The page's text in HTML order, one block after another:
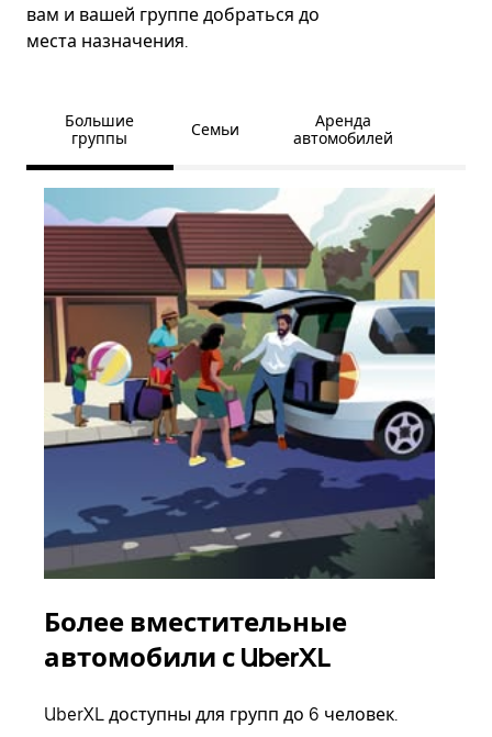
вам и вашей группе добраться до
места назначения.
Большие
группы
Семьи
Аренда
автомобилей
Более вместительные
автомобили с UberXL
UberXL доступны для групп до 6 человек.